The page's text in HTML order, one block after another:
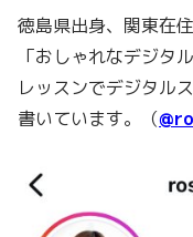
徳島県出身、関東在住
「おしゃれなデジタ
レッスンでデジタル
書いています。（